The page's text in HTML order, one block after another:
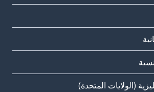
(الولايات المتحدة)